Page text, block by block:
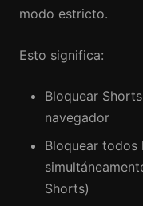
modo estricto.
Esto significa:
Bloquear
navegador
Bloquear
Shorts)